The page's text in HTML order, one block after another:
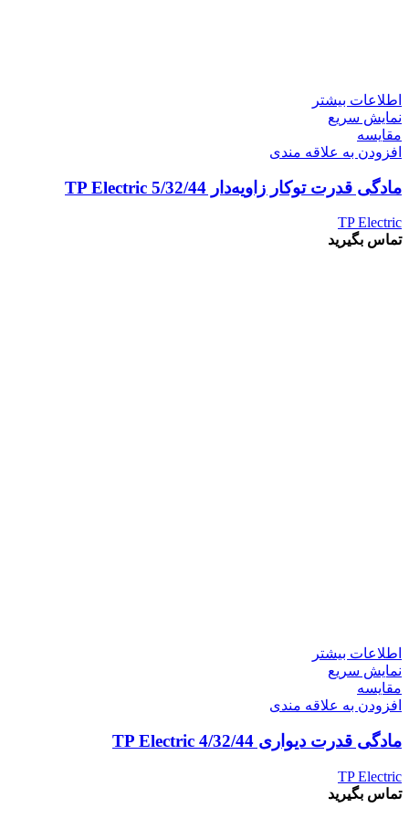
اطلاعات بیشتر
نمایش سریع
مقايسه
افزودن به علاقه مندی
مادگی قدرت توکار زاویه‌دار 5/32/44 TP Electric
TP Electric
تماس بگیرید
اطلاعات بیشتر
نمایش سریع
مقايسه
افزودن به علاقه مندی
مادگی قدرت دیواری 4/32/44 TP Electric
TP Electric
تماس بگیرید